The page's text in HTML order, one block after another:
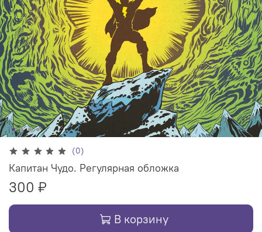
(0)
Капитан Чудо. Регулярная обложка
300 ₽
В корзину